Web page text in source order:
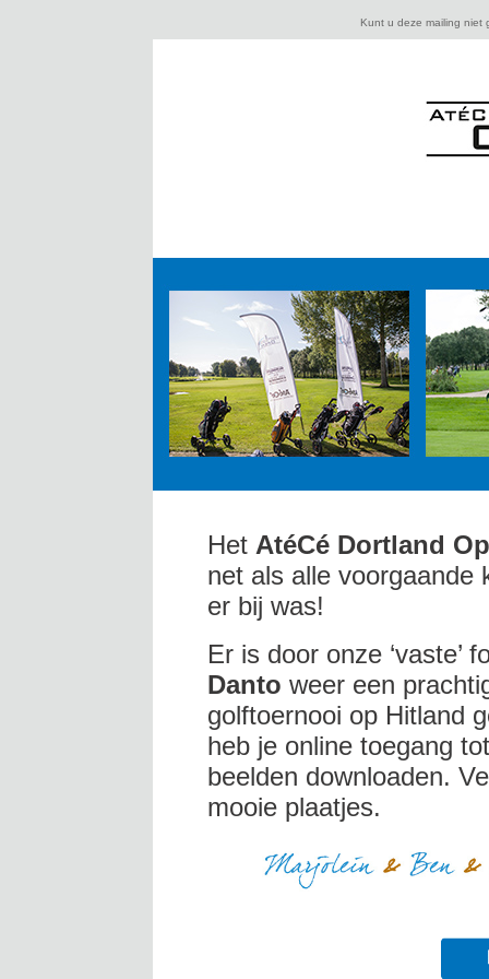
Kunt u deze mailing
Het AtéCé Dortland
net als alle voorgaande
er bij was!
Er is door onze ‘vaste’
Danto weer een
golftoernooi op Hitland
heb je online toegang
beelden downloaden.
mooie plaatjes.